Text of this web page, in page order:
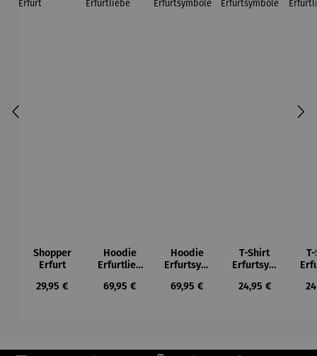
Shopper
Erfurt
Regulärer Preis:
29,95 €
Hoodie
Erfurtlieb
Regulärer Preis:
69,95 €
Hoodie
Erfurtsym
Regulärer Preis:
69,95 €
T-Shirt
Erfurtsym
Regulärer Preis:
24,95 €